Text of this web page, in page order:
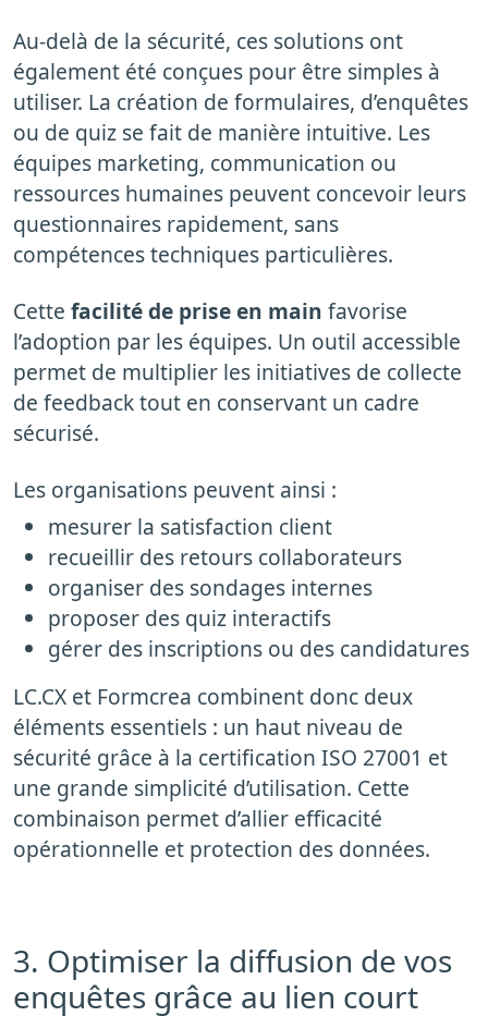
Au-delà de la sécurité, ces solutions ont
également été conçues pour être simples à
utiliser. La création de formulaires, d’enquêtes
ou de quiz se fait de manière intuitive. Les
équipes marketing, communication ou
ressources humaines peuvent concevoir leurs
questionnaires rapidement, sans
compétences techniques particulières.
Cette facilité de prise en main favorise
l’adoption par les équipes. Un outil accessible
permet de multiplier les initiatives de collecte
de feedback tout en conservant un cadre
sécurisé.
Les organisations peuvent ainsi :
mesurer la satisfaction client
recueillir des retours collaborateurs
organiser des sondages internes
proposer des quiz interactifs
gérer des inscriptions ou des candidatures
LC.CX et Formcrea combinent donc deux
éléments essentiels : un haut niveau de
sécurité grâce à la certification ISO 27001 et
une grande simplicité d’utilisation. Cette
combinaison permet d’allier efficacité
opérationnelle et protection des données.
3. Optimiser la diffusion de vos
enquêtes grâce au lien court